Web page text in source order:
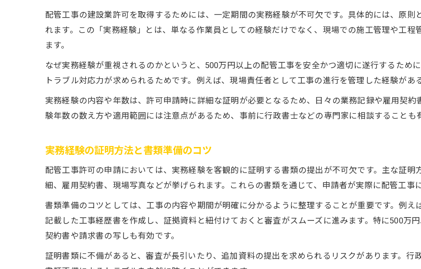
配管工事の建設業許可を取得するためには、一定期間の実務経験が不可欠です。具体的には、原
れます。この「実務経験」とは、単なる作業員としての経験だけでなく、現場での施工管理や工程
ます。
なぜ実務経験が重視されるのかというと、500万円以上の配管工事を安全かつ適切に遂行するため
トラブル対応力が求められるためです。例えば、現場責任者として工事の進行を管理した経験があ
実務経験の内容や年数は、許可申請時に詳細な証明が必要となるため、日々の業務記録や雇用契
験年数の数え方や適用範囲には注意点があるため、事前に行政書士などの専門家に相談することも
実務経験の証明方法と書類準備のコツ
配管工事許可の申請においては、実務経験を客観的に証明する書類の提出が不可欠です。主な証明
細、雇用契約書、現場写真などが挙げられます。これらの書類を通じて、申請者が実際に配管工事
書類準備のコツとしては、工事の内容や期間が明確に分かるように整理することが重要です。例
記載した工事経歴書を作成し、証拠資料と紐付けておくと審査がスムーズに進みます。特に500万
契約書や請求書の写しも有効です。
証明書類に不備があると、審査が長引いたり、追加資料の提出を求められるリスクがあります。行